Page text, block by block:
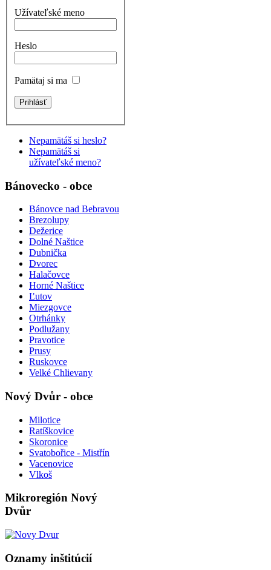
Užívateľské meno
Heslo
Pamätaj si ma
Nepamätáš si heslo?
Nepamätáš si
užívateľské meno?
Bánovecko - obce
Bánovce nad Bebravou
Brezolupy
Dežerice
Dolné Naštice
Dubnička
Dvorec
Halačovce
Horné Naštice
Ľutov
Miezgovce
Otrhánky
Podlužany
Pravotice
Prusy
Ruskovce
Velké Chlievany
Nový Dvůr - obce
Milotice
Ratíškovice
Skoronice
Svatobořice - Mistřín
Vacenovice
Vlkoš
Mikroregión Nový
Dvůr
Oznamy inštitúcií